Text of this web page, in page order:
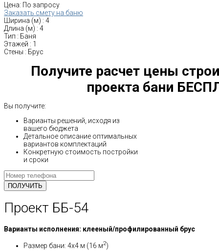
Цена: По запросу
Заказать смету на баню
Ширина (м) : 4
Длина (м) : 4
Тип : Баня
Этажей : 1
Стены : Брус
Получите расчет цены
проекта бани
Вы получите:
Варианты решений, исходя из
вашего бюджета
Детальное описание оптимальных
вариантов комплектаций
Конкретную стоимость постройки
и сроки
Проект ББ-54
Варианты исполнения: клееный/профилированный брус
Размер бани: 4x4 м (16 м2)